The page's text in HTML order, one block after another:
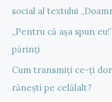
social al textului
„Pentru că așa spun
părinți
Cum transmiți ce-ți
rănești pe celălalt?